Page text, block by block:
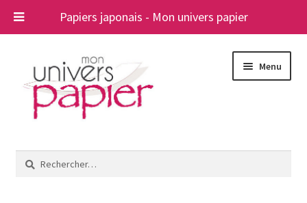
Papiers japonais - Mon univers papier
navigation
contenu
Menu
le
Rechercher :